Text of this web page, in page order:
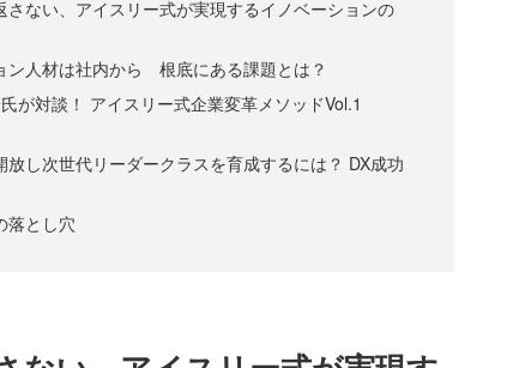
さない、アイスリー式が実現するイノベーションの
ン人材は社内から 根底にある課題とは？
が対談！ アイスリー式企業変革メソッドVol.1
放し次世代リーダークラスを育成するには？ DX成功
落とし穴